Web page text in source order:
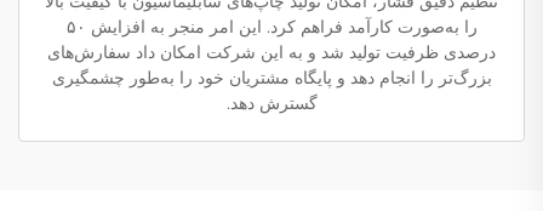
را به‌صورت کارآمد فراهم کرد. این امر منجر به افزایش ۵۰
درصدی ظرفیت تولید شد و به این شرکت امکان داد سفارش‌های
بزرگ‌تر را انجام دهد و پایگاه مشتریان خود را به‌طور چشمگیری
گسترش دهد.